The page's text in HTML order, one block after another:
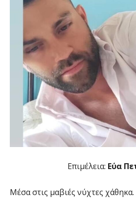
Επιμέλεια: Εύα
Μέσα στις μαβιές νύχτες χάθηκα.